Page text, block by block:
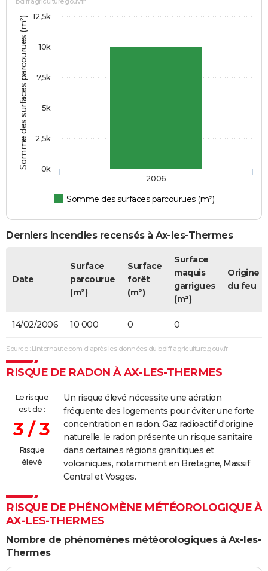
Somme des surfaces parcourues (m²)
Somme des surfaces parcourues (m²)
2006
0k
2,5k
5k
7,5k
10k
12,5k
Derniers incendies recensés à Ax-les-Thermes
Date
Surface
parcourue
(m²)
Surface
forêt
(m²)
Surface
maquis
garrigues
(m²)
Origine
du feu
14/02/2006 10 000 0 0
Source : Linternaute.com d'après les données du bdiff.agriculture.gouv.fr
RISQUE DE RADON À AX-LES-THERMES
Le risque
est de :
3 / 3
Risque
élevé
Un risque élevé nécessite une aération
fréquente des logements pour éviter une forte
concentration en radon. Gaz radioactif d'origine
naturelle, le radon présente un risque sanitaire
dans certaines régions granitiques et
volcaniques, notamment en Bretagne, Massif
Central et Vosges.
RISQUE DE PHÉNOMÈNE MÉTÉOROLOGIQUE À
AX-LES-THERMES
Nombre de phénomènes météorologiques à Ax-les-
Thermes